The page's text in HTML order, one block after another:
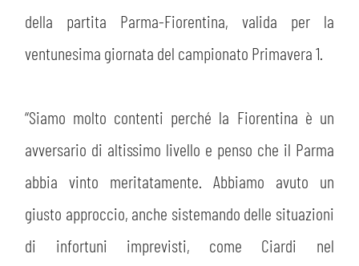
STORE
LAVORA CON NOI
INFORMATIVA FINANZIARIA
PLAY GREEN
ACADEMY
LEGENDS
PARTNER
della partita Parma-Fiorentina, valida per la
ventunesima giornata del campionato Primavera 1.
“Siamo molto contenti perché la Fiorentina è un
avversario di altissimo livello e penso che il Parma
abbia vinto meritatamente. Abbiamo avuto un
giusto approccio, anche sistemando delle situazioni
di infortuni imprevisti, come Ciardi nel